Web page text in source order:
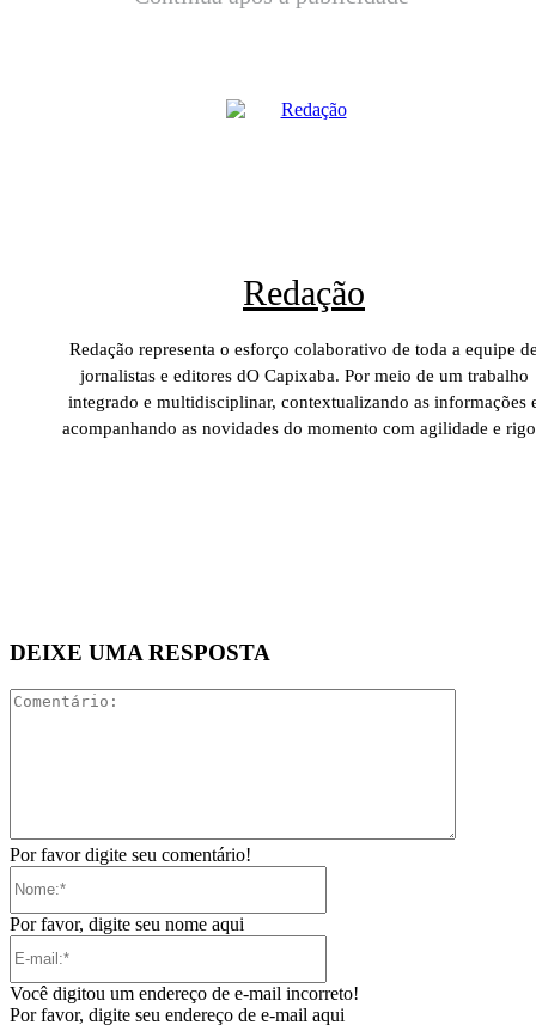
Redação
Redação representa o esforço colaborativo de toda a equipe
jornalistas e editores dO Capixaba. Por meio de um trabalho
integrado e multidisciplinar, contextualizando as informações
acompanhando as novidades do momento com agilidade e
DEIXE UMA RESPOSTA
Por favor digite seu comentário!
Por favor, digite seu nome aqui
Você digitou um endereço de e-mail incorreto!
Por favor, digite seu endereço de e-mail aqui